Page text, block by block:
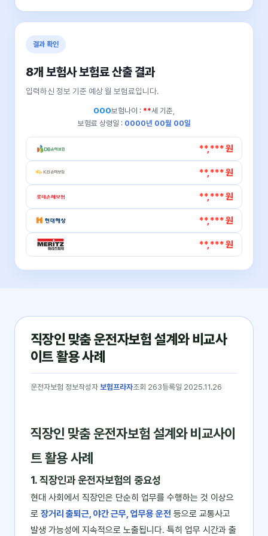
결과 확인
8개 보험사 보험료 산출 결과
입력하신 정보 기준 예상 월 보험료입니다.
OOO보험나이 : **세 기준,
보험료 상령일 : 0000년 00월 00일
**,*** 원
**,*** 원
**,*** 원
**,*** 원
**,*** 원
직장인 맞춤 운전자보험 설계와 비교사
이트 활용 사례
운전자보험 정보작성자 보험프라자조회 263등록일 2025.11.26
직장인 맞춤 운전자보험 설계와 비교사이
트 활용 사례
1. 직장인과 운전자보험의 중요성
현대 사회에서 직장인은 단순히 업무를 수행하는 것 이상으
로 장거리 출퇴근, 야간 근무, 업무용 운전 등으로 교통사고
발생 가능성에 지속적으로 노출됩니다. 특히 업무 시간과 출